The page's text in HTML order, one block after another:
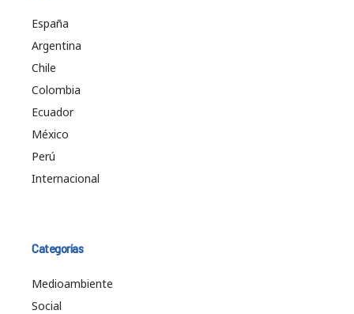
España
Argentina
Chile
Colombia
Ecuador
México
Perú
Internacional
Categorías
Medioambiente
Social